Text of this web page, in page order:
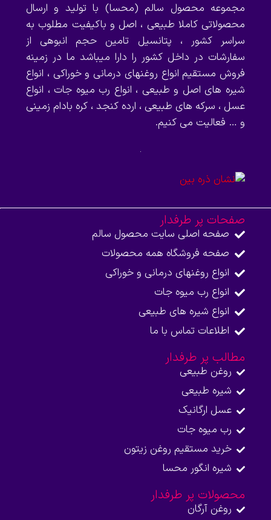
مجموعه محصول سالم (محسا) با تولید و ارسال
محصولاتی کاملا طبیعی ، اصل و باکیفیت مطلوب به
سراسر کشور ، پتانسیل تامین حجم انبوهی از
سفارشات در داخل کشور را دارا میباشد ما در زمینه
فروش مستقیم انواع روغنهای درمانی و خوراکی ، انواع
شیره های اصل و طبیعی ، انواع رب میوه جات ، انواع
عسل ، سرکه های طبیعی ، ارده کنجد ، کره بادام زمینی
و … فعالیت می کنیم.
صفحات پر طرفدار
صفحه اصلی سایت محصول سالم
صفحه فروشگاه همه محصولات​
انواع روغنهای درمانی و خوراکی
انواع رب میوه جات
انواع شیره های طبیعی
اطلاعات تماس با ما​
مطالب پر طرفدار
روغن طبیعی
شیره طبیعی
عسل ارگانیک
رب میوه جات
خرید مستقیم روغن زیتون
شیره انگور محسا
محصولات پر طرفدار
روغن آرگان